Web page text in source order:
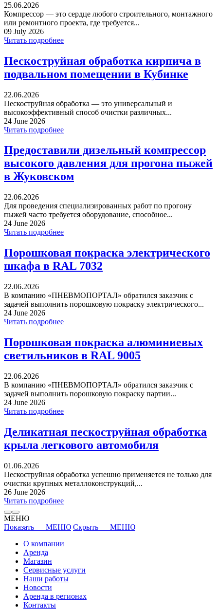
25.06.2026
Компрессор — это сердце любого строительного, монтажного
или ремонтного проекта, где требуется...
09 July 2026
Читать подробнее
Пескоструйная обработка кирпича в
подвальном помещении в Кубинке
22.06.2026
Пескоструйная обработка — это универсальный и
высокоэффективный способ очистки различных...
24 June 2026
Читать подробнее
Предоставили дизельный компрессор
высокого давления для прогона пыжей
в Жуковском
22.06.2026
Для проведения специализированных работ по прогону
пыжей часто требуется оборудование, способное...
24 June 2026
Читать подробнее
Порошковая покраска электрического
шкафа в RAL 7032
22.06.2026
В компанию «ПНЕВМОПОРТАЛ» обратился заказчик с
задачей выполнить порошковую покраску электрического...
24 June 2026
Читать подробнее
Порошковая покраска алюминиевых
светильников в RAL 9005
22.06.2026
В компанию «ПНЕВМОПОРТАЛ» обратился заказчик с
задачей выполнить порошковую покраску партии...
24 June 2026
Читать подробнее
Деликатная пескоструйная обработка
крыла легкового автомобиля
01.06.2026
Пескоструйная обработка успешно применяется не только для
очистки крупных металлоконструкций,...
26 June 2026
Читать подробнее
МЕНЮ
Показать — МЕНЮ Скрыть — МЕНЮ
О компании
Аренда
Магазин
Сервисные услуги
Наши работы
Новости
Аренда в регионах
Контакты